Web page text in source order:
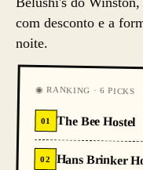
com desconto e a
noite.
◉ RANKING · 6 PICKS
01 The Bee Hostel
02 Hans Brinker